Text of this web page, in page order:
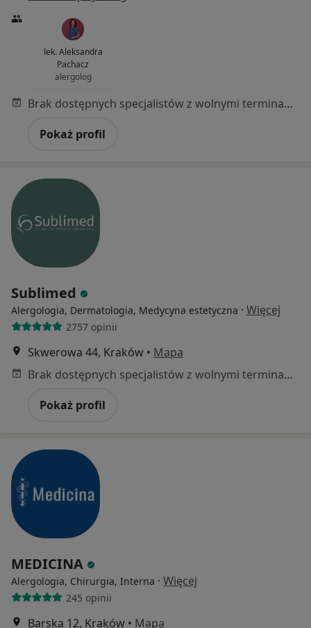
lek. Aleksandra
Pachacz
alergolog
Brak dostępnych specjalistów z wolnymi terminami w tym centrum medycznym.
Pokaż profil
Sublimed
Alergologia, Dermatologia, Medycyna estetyczna · Więcej
2757 opinii
Skwerowa 44, Kraków • Mapa
Brak dostępnych specjalistów z wolnymi terminami w tym centrum medycznym.
Pokaż profil
MEDICINA
Alergologia, Chirurgia, Interna · Więcej
245 opinii
Barska 12, Kraków • Mapa